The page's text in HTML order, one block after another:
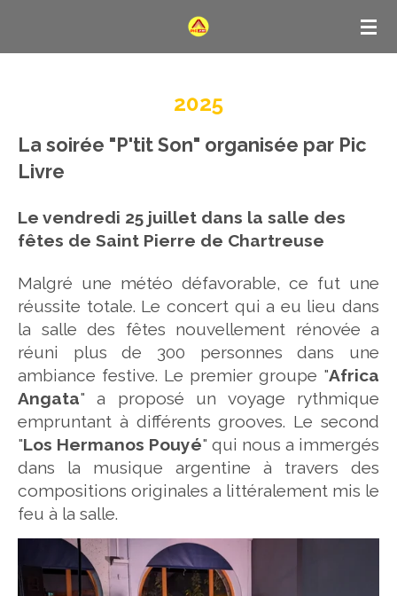
2025
La soirée "P'tit Son" organisée par Pic
Livre
Le vendredi 25 juillet dans la salle des
fêtes de Saint Pierre de Chartreuse
Malgré une météo défavorable, ce fut une
réussite totale. Le concert qui a eu lieu dans
la salle des fêtes nouvellement rénovée a
réuni plus de 300 personnes dans une
ambiance festive. Le premier groupe "Africa
Angata" a proposé un voyage rythmique
empruntant à différents grooves. Le second
"Los Hermanos Pouyé" qui nous a immergés
dans la musique argentine à travers des
compositions originales a littéralement mis le
feu à la salle.